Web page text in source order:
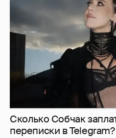
Сколько Собчак
перeписки в Telegram?